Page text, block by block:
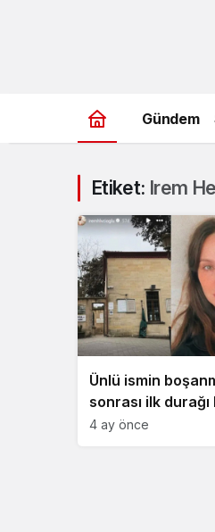
Gündem
Etiket: Irem
Ünlü ismin
sonrası ilk durağı
oldu!
4 ay önce